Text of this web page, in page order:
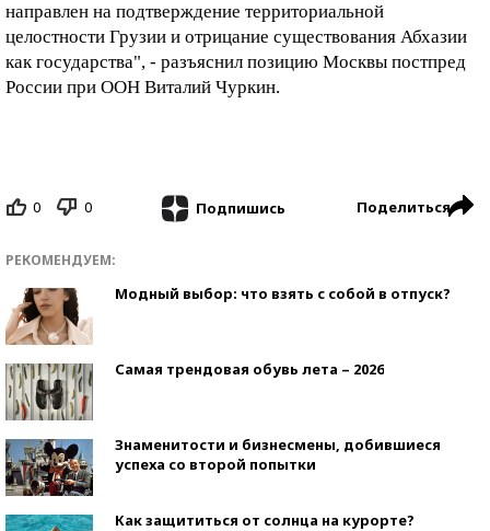
направлен на подтверждение территориальной
целостности Грузии и отрицание существования Абхазии
как государства", - разъяснил позицию Москвы постпред
России при ООН Виталий Чуркин.
0 0 Подпишись Поделиться
РЕКОМЕНДУЕМ:
Модный выбор: что взять с собой в отпуск?
Самая трендовая обувь лета – 2026
Знаменитости и бизнесмены, добившиеся
успеха со второй попытки
Как защититься от солнца на курорте?